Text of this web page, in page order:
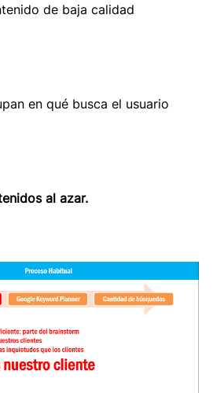
de baja calidad
en qué busca el usuario
al azar.